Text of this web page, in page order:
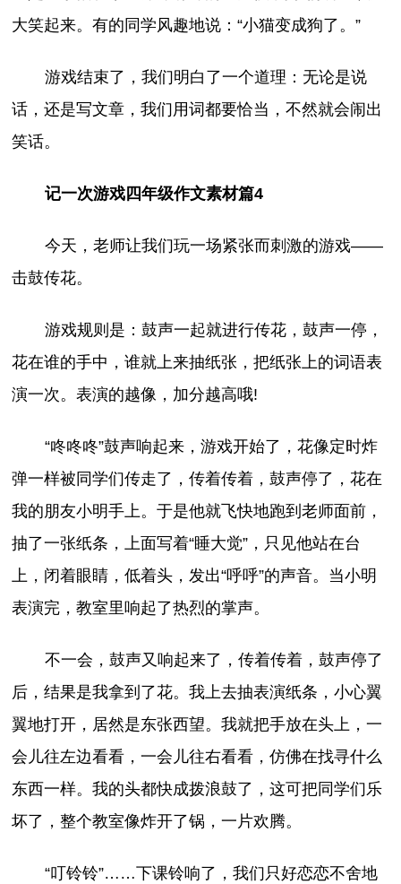
大笑起来。有的同学风趣地说：“小猫变成狗了。”
游戏结束了，我们明白了一个道理：无论是说
话，还是写文章，我们用词都要恰当，不然就会闹出
笑话。
记一次游戏四年级作文素材篇4
今天，老师让我们玩一场紧张而刺激的游戏——
击鼓传花。
游戏规则是：鼓声一起就进行传花，鼓声一停，
花在谁的手中，谁就上来抽纸张，把纸张上的词语表
演一次。表演的越像，加分越高哦!
“咚咚咚”鼓声响起来，游戏开始了，花像定时炸
弹一样被同学们传走了，传着传着，鼓声停了，花在
我的朋友小明手上。于是他就飞快地跑到老师面前，
抽了一张纸条，上面写着“睡大觉”，只见他站在台
上，闭着眼睛，低着头，发出“呼呼”的声音。当小明
表演完，教室里响起了热烈的掌声。
不一会，鼓声又响起来了，传着传着，鼓声停了
后，结果是我拿到了花。我上去抽表演纸条，小心翼
翼地打开，居然是东张西望。我就把手放在头上，一
会儿往左边看看，一会儿往右看看，仿佛在找寻什么
东西一样。我的头都快成拨浪鼓了，这可把同学们乐
坏了，整个教室像炸开了锅，一片欢腾。
“叮铃铃”……下课铃响了，我们只好恋恋不舍地